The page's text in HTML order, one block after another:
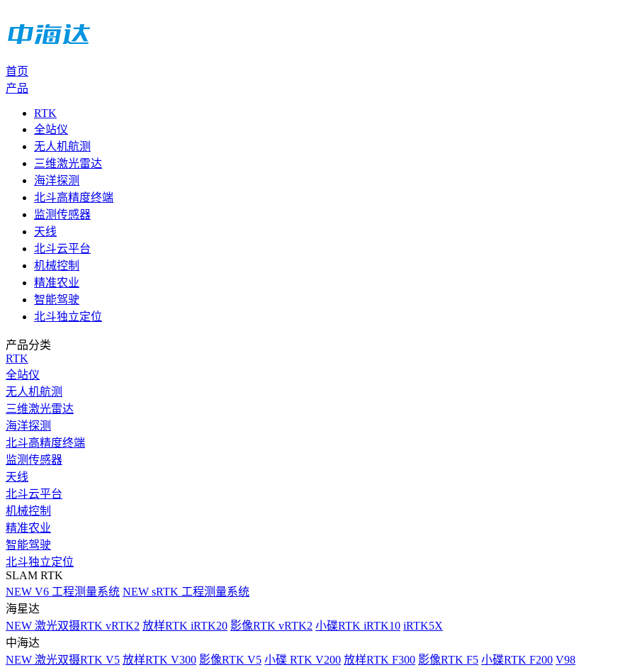
首页
产品
RTK
全站仪
无人机航测
三维激光雷达
海洋探测
北斗高精度终端
监测传感器
天线
北斗云平台
机械控制
精准农业
智能驾驶
北斗独立定位
产品分类
RTK
全站仪
无人机航测
三维激光雷达
海洋探测
北斗高精度终端
监测传感器
天线
北斗云平台
机械控制
精准农业
智能驾驶
北斗独立定位
SLAM RTK
NEW V6 工程测量系统 NEW sRTK 工程测量系统
海星达
NEW 激光双摄RTK vRTK2 放样RTK iRTK20 影像RTK vRTK2 小碟RTK iRTK10 iRTK5X
中海达
NEW 激光双摄RTK V5 放样RTK V300 影像RTK V5 小碟 RTK V200 放样RTK F300 影像RTK F5 小碟RTK F200 V98